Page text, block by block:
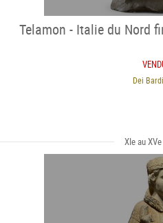
Telamon - Italie du Nord
Dei
XIe au